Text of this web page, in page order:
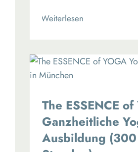
Read More
The ESSENCE
Ganzheitliche
Ausbildung (300